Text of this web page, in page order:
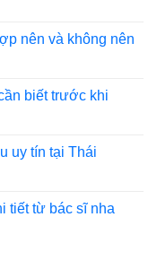
nên và không nên
biết trước khi
uy tín tại Thái
tiết từ bác sĩ nha